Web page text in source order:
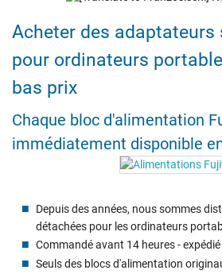
Acheter des adaptateurs
pour ordinateurs
bas prix
Chaque bloc d'alimentation
immédiatement disponible
Depuis des années, nous sommes
détachées pour les ordinateurs
Commandé avant 14 heures -
Seuls des blocs d'alimentation